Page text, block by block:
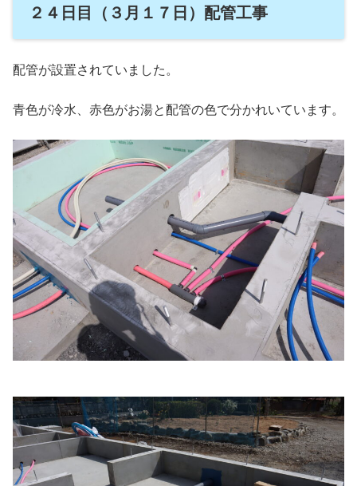
２４日目（３月１７日）配管工事
配管が設置されていました。
青色が冷水、赤色がお湯と配管の色で分かれいています。